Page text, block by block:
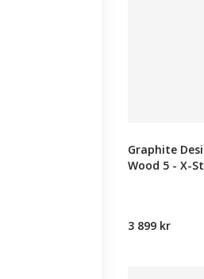
Graphite
Wood 5 - X-
3 899 kr